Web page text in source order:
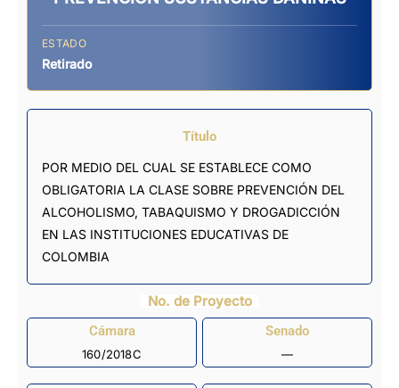
ESTADO
Retirado
Título
POR MEDIO DEL CUAL SE ESTABLECE COMO
OBLIGATORIA LA CLASE SOBRE PREVENCIÓN DEL
ALCOHOLISMO, TABAQUISMO Y DROGADICCIÓN
EN LAS INSTITUCIONES EDUCATIVAS DE
COLOMBIA
No. de Proyecto
Cámara
160/2018C
Senado
—